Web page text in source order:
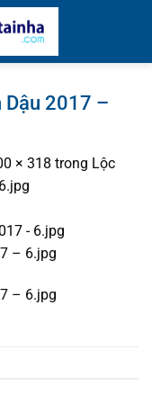
Dậu 2017 –
× 318 trong Lộc
– 6.jpg
– 6.jpg